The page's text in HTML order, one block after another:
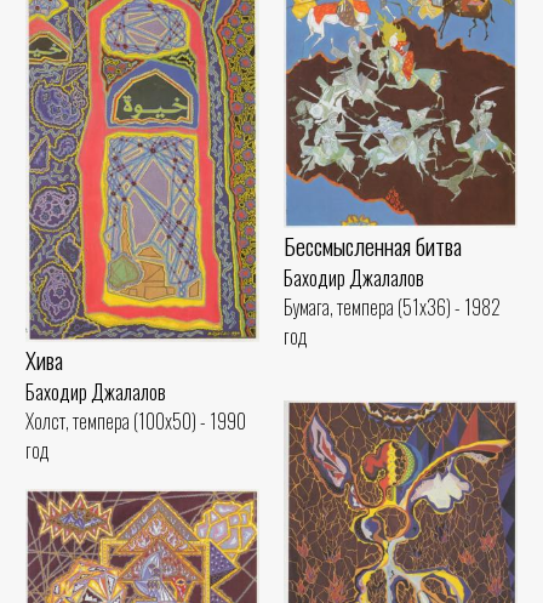
Хива
Баходир Джалалов
Холст, темпера (100x50) - 1990
год
Бессмысленная битва
Баходир Джалалов
Бумага, темпера (51x36) - 1982
год